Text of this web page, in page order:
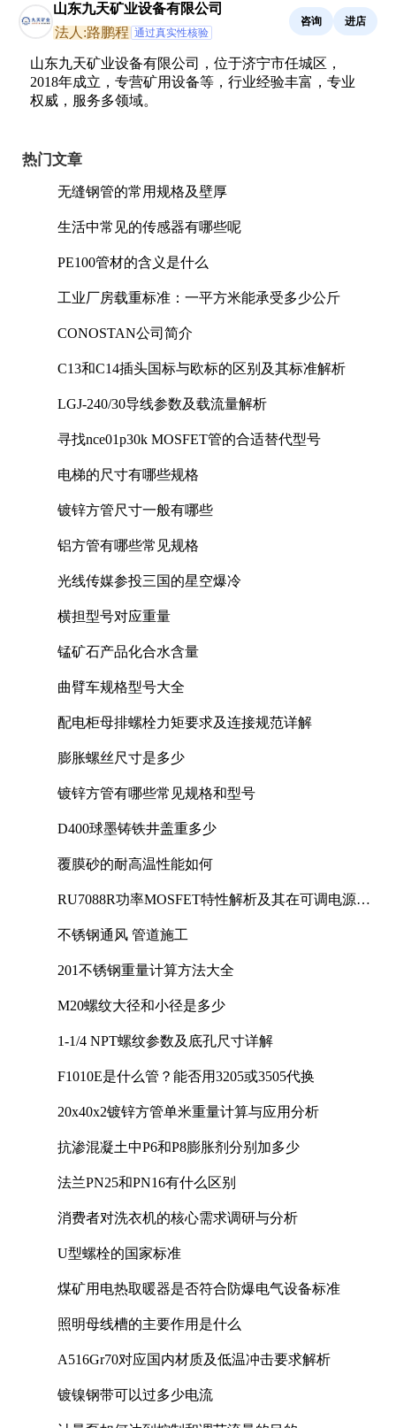
山东九天矿业设备有限公司
法人:路鹏程 通过真实性核验
咨询 进店
山东九天矿业设备有限公司，位于济宁市任城区，
2018年成立，专营矿用设备等，行业经验丰富，专业
权威，服务多领域。
热门文章
无缝钢管的常用规格及壁厚
生活中常见的传感器有哪些呢
PE100管材的含义是什么
工业厂房载重标准：一平方米能承受多少公斤
CONOSTAN公司简介
C13和C14插头国标与欧标的区别及其标准解析
LGJ-240/30导线参数及载流量解析
寻找nce01p30k MOSFET管的合适替代型号
电梯的尺寸有哪些规格
镀锌方管尺寸一般有哪些
铝方管有哪些常见规格
光线传媒参投三国的星空爆冷
横担型号对应重量
锰矿石产品化合水含量
曲臂车规格型号大全
配电柜母排螺栓力矩要求及连接规范详解
膨胀螺丝尺寸是多少
镀锌方管有哪些常见规格和型号
D400球墨铸铁井盖重多少
覆膜砂的耐高温性能如何
RU7088R功率MOSFET特性解析及其在可调电源设
不锈钢通风 管道施工
201不锈钢重量计算方法大全
M20螺纹大径和小径是多少
1-1/4 NPT螺纹参数及底孔尺寸详解
F1010E是什么管？能否用3205或3505代换
20x40x2镀锌方管单米重量计算与应用分析
抗渗混凝土中P6和P8膨胀剂分别加多少
法兰PN25和PN16有什么区别
消费者对洗衣机的核心需求调研与分析
U型螺栓的国家标准
煤矿用电热取暖器是否符合防爆电气设备标准
照明母线槽的主要作用是什么
A516Gr70对应国内材质及低温冲击要求解析
镀镍钢带可以过多少电流